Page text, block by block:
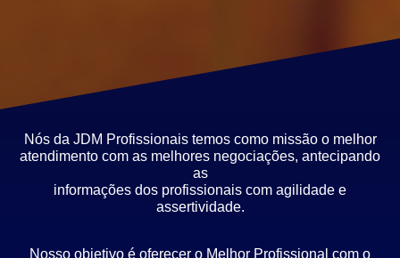
Nós da JDM Profissionais temos como missão o melhor
atendimento com as melhores negociações, antecipando
as
informações dos profissionais com agilidade e
assertividade.
Nosso objetivo é oferecer o Melhor Profissional com o